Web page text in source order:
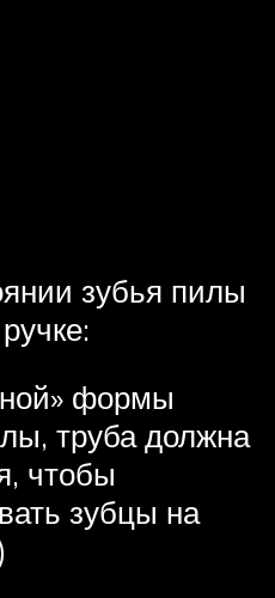
зубья пилы
формы
труба должна
чтобы
зубцы на